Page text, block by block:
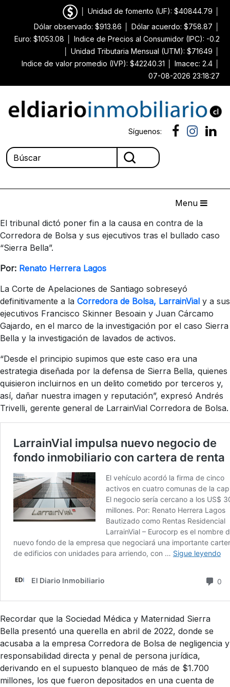
Unidad de fomento (UF): $40844.79
Dólar observado: $913.86
Dólar acuerdo: $758.87
Euro: $1053.08
Indice de Precios al Consumidor (IPC): -0.2
Unidad Tributaria Mensual (UTM): $71649
Indice de valor promedio (IVP): $42240.31
Imacec: 2.4
07-08-2026 23:18:27
Síguenos:
Menu
El tribunal dictó poner fin a la causa en contra de la
Corredora de Bolsa y sus ejecutivos tras el bullado caso
“Sierra Bella”.
Por: Renato Herrera Lagos
La Corte de Apelaciones de Santiago sobreseyó
definitivamente a la Corredora de Bolsa, LarrainVial y a sus
ejecutivos Francisco Skinner Besoain y Juan Cárcamo
Gajardo, en el marco de la investigación por el caso Sierra
Bella y la investigación de lavados de activos.
“Desde el principio supimos que este caso era una
estrategia diseñada por la defensa de Sierra Bella, quienes
quisieron incluirnos en un delito cometido por terceros y,
así, dañar nuestra imagen y reputación”, expresó Andrés
Trivelli, gerente general de LarrainVial Corredora de Bolsa.
Recordar que la Sociedad Médica y Maternidad Sierra
Bella presentó una querella en abril de 2022, donde se
acusaba a la empresa Corredora de Bolsa de negligencia y
responsabilidad directa y penal de persona jurídica,
derivando en el supuesto blanqueo de más de $1.700
millones, los que fueron depositados en una cuenta de